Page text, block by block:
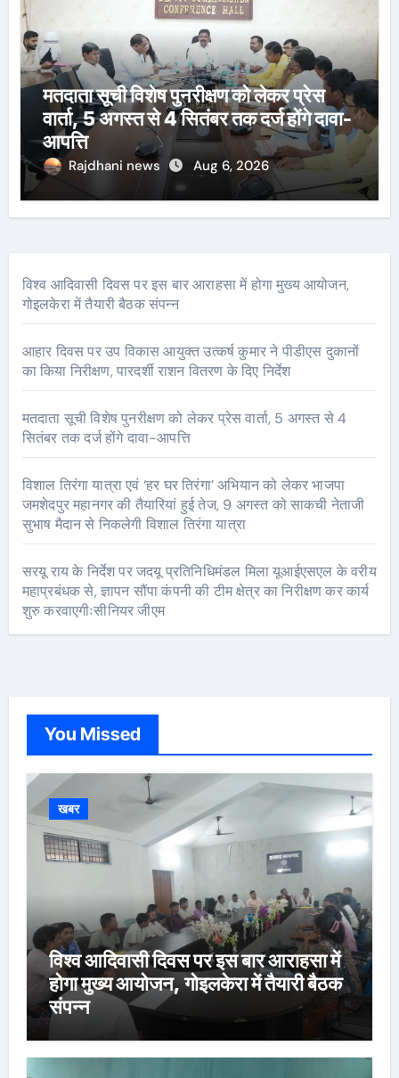
मतदाता सूची विशेष पुनरीक्षण को लेकर प्रेस
वार्ता, 5 अगस्त से 4 सितंबर तक दर्ज होंगे दावा-
आपत्ति
Rajdhani news Aug 6, 2026
विश्व आदिवासी दिवस पर इस बार आराहसा में होगा मुख्य आयोजन,
गोइलकेरा में तैयारी बैठक संपन्न
आहार दिवस पर उप विकास आयुक्त उत्कर्ष कुमार ने पीडीएस दुकानों
का किया निरीक्षण, पारदर्शी राशन वितरण के दिए निर्देश
मतदाता सूची विशेष पुनरीक्षण को लेकर प्रेस वार्ता, 5 अगस्त से 4
सितंबर तक दर्ज होंगे दावा-आपत्ति
विशाल तिरंगा यात्रा एवं ‘हर घर तिरंगा’ अभियान को लेकर भाजपा
जमशेदपुर महानगर की तैयारियां हुई तेज, 9 अगस्त को साकची नेताजी
सुभाष मैदान से निकलेगी विशाल तिरंगा यात्रा
सरयू राय के निर्देश पर जदयू प्रतिनिधिमंडल मिला यूआईएसएल के वरीय
महाप्रबंधक से, ज्ञापन सौंपा कंपनी की टीम क्षेत्र का निरीक्षण कर कार्य
शुरु करवाएगीःसीनियर जीएम
You Missed
खबर
विश्व आदिवासी दिवस पर इस बार आराहसा में
होगा मुख्य आयोजन, गोइलकेरा में तैयारी बैठक
संपन्न